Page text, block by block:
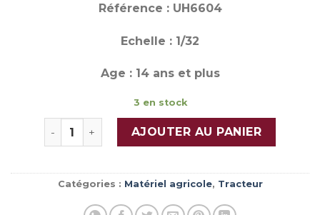
Référence : UH6604
Echelle : 1/32
Age : 14 ans et plus
3 en stock
quantité de NEW HOLLAND T 7.300
AJOUTER AU PANIER
Catégories : Matériel agricole, Tracteur